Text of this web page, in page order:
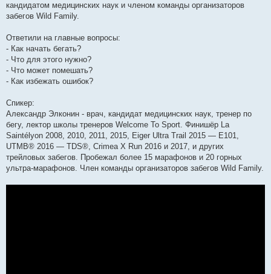
кандидатом медицинских наук и членом команды организаторов
забегов Wild Family.
Ответили на главные вопросы:
- Как начать бегать?
- Что для этого нужно?
- Что может помешать?
- Как избежать ошибок?
Спикер:
Александр Элконин - врач, кандидат медицинских наук, тренер по
бегу, лектор школы тренеров Welcome To Sport. Финишёр La
Saintélyon 2008, 2010, 2011, 2015, Eiger Ultra Trail 2015 — E101,
UTMB® 2016 — TDS®, Crimea X Run 2016 и 2017, и других
трейловых забегов. Пробежал более 15 марафонов и 20 горных
ультра-марафонов. Член команды организаторов забегов Wild Family.